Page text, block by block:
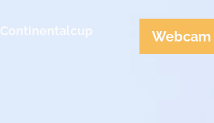
Continentalcup
Webcam